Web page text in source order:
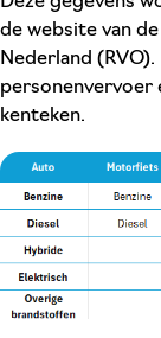
de website van
Nederland
personenvervoer
kenteken.